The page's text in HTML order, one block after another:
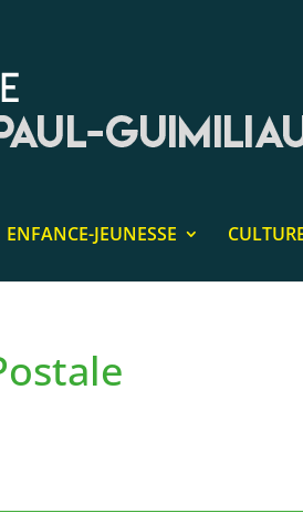
ENFANCE-JEUNESSE